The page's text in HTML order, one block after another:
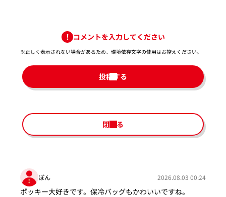
コメントを入力してください
※正しく表示されない場合があるため、環境依存文字の使用はお控えください。​
投稿する
閉じる
ぽん 2026.08.03 00:24
ポッキー大好きです。保冷バッグもかわいいですね。